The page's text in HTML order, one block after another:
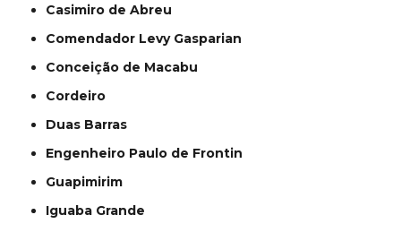
Casimiro de Abreu
Comendador Levy Gasparian
Conceição de Macabu
Cordeiro
Duas Barras
Engenheiro Paulo de Frontin
Guapimirim
Iguaba Grande